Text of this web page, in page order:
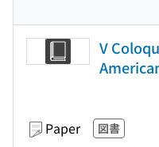
V
Paper 図書